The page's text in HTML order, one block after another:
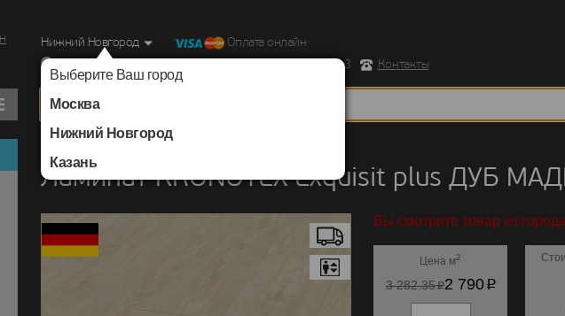
Нижний Новгород
Выберите Ваш город
Москва
Нижний Новгород
Казань
Оплата онлайн
г. Нижний Новгород, Ул. Республиканская д.43 корпус 3
Контакты
Ламинат KRONOTEX Exquisit plus ДУБ
Вы смотрите товар из
Цена м2
3 282.35p2 790p